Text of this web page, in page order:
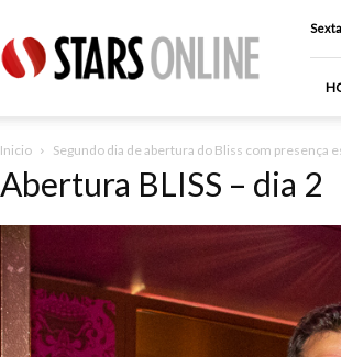
Online
Inicio Segundo dia de abertura do Bliss com presença
Abertura BLISS – dia 2